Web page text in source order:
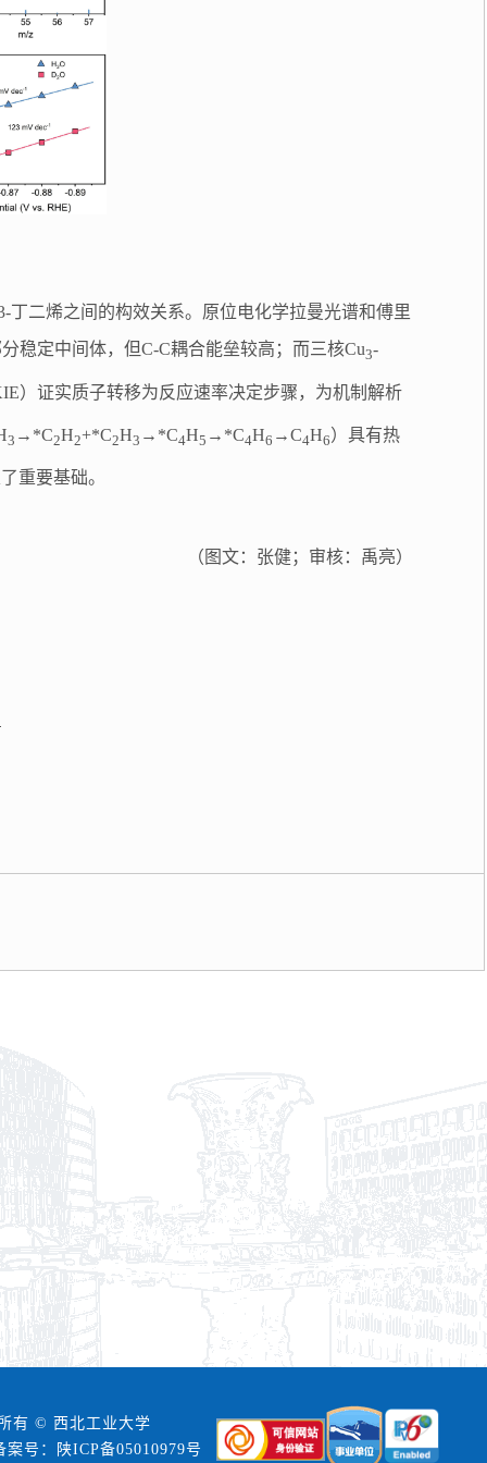
二烯之间的构效关系。原位电化学拉曼光谱和傅里
稳定中间体，但C-C耦合能垒较高；而三核Cu3-
）证实质子转移为反应速率决定步骤，为机制解析
3 →*C2H2+*C2H3 →*C4H5 →*C4H6 →C4H6）具有热
重要基础。
（图文：张健；审核：禹亮）
有 © 西北工业大学
案号：陕ICP备05010979号